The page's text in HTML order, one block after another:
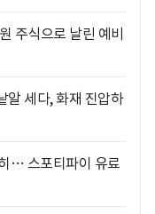
주식으로 날린 예비
알 세다, 화재 진압하
… 스포티파이 유료